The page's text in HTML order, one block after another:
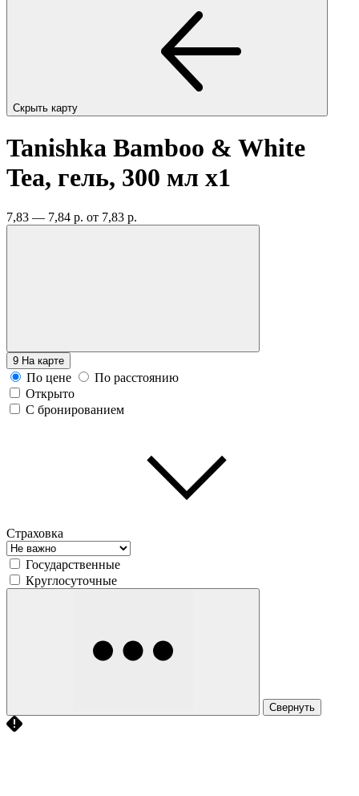
Скрыть карту
Tanishka Bamboo & White
Tea, гель, 300 мл x1
7,83 — 7,84 р. от 7,83 р.
9 На карте
По цене
По расстоянию
Открыто
С бронированием
Страховка
Государственные
Круглосуточные
Свернуть